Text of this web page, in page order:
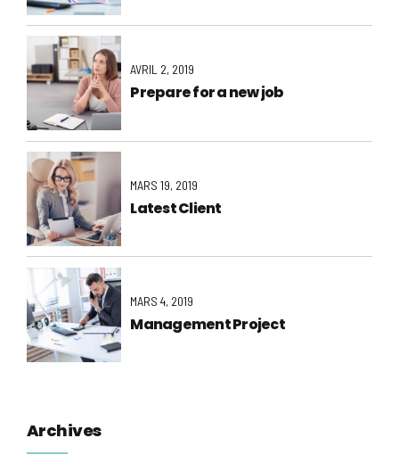
AVRIL 2, 2019
Prepare for a new job
MARS 19, 2019
Latest Client
MARS 4, 2019
Management Project
Archives